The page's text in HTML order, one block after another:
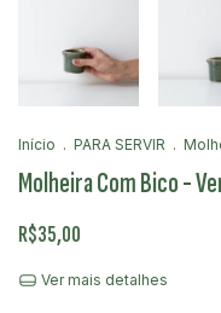
Início . PARA SERVIR .
Molheira Com Bico -
R$35,00
Ver mais detalhes